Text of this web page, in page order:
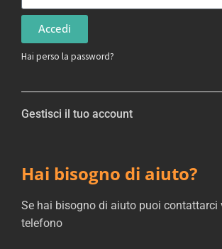
Accedi
Hai perso la password?
Gestisci il tuo account
Hai bisogno di aiuto?
Se hai bisogno di aiuto puoi contattarci
telefono